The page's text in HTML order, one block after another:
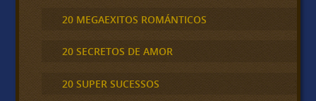
20 MEGAEXITOS ROMÁNTICOS
20 SECRETOS DE AMOR
20 SUPER SUCESSOS